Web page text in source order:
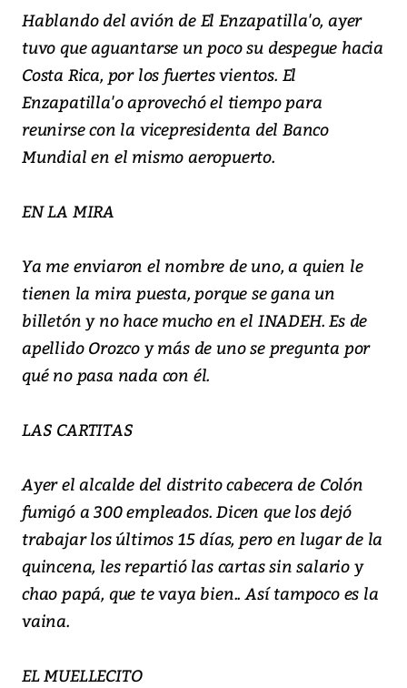
Hablando del avión de El Enzapatilla'o, ayer
tuvo que aguantarse un poco su despegue hacia
Costa Rica, por los fuertes vientos. El
Enzapatilla'o aprovechó el tiempo para
reunirse con la vicepresidenta del Banco
Mundial en el mismo aeropuerto.
EN LA MIRA
Ya me enviaron el nombre de uno, a quien le
tienen la mira puesta, porque se gana un
billetón y no hace mucho en el INADEH. Es de
apellido Orozco y más de uno se pregunta por
qué no pasa nada con él.
LAS CARTITAS
Ayer el alcalde del distrito cabecera de Colón
fumigó a 300 empleados. Dicen que los dejó
trabajar los últimos 15 días, pero en lugar de la
quincena, les repartió las cartas sin salario y
chao papá, que te vaya bien.. Así tampoco es la
vaina.
EL MUELLECITO